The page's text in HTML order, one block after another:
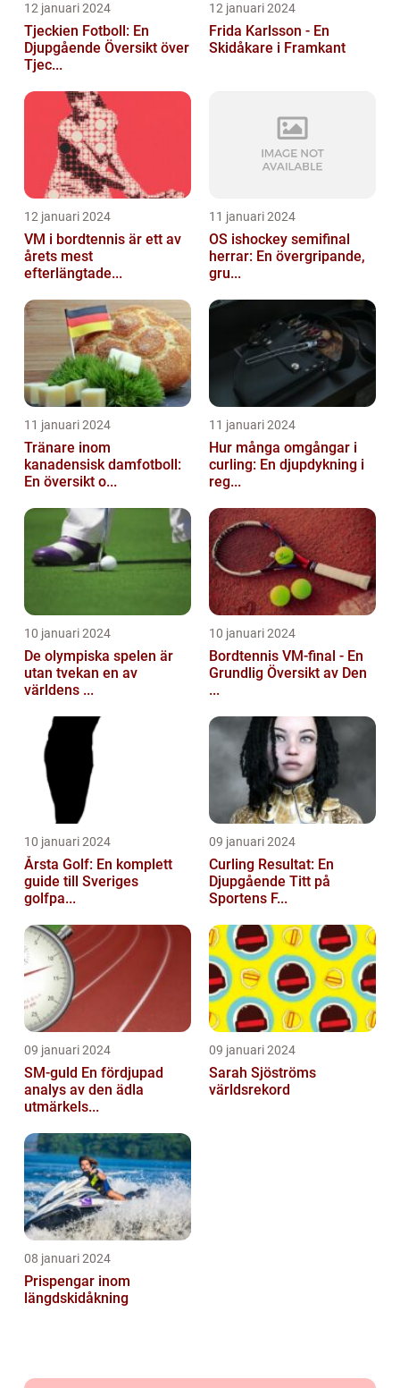
12 januari 2024
Tjeckien Fotboll: En
Djupgående Översikt över
Tjec...
12 januari 2024
Frida Karlsson - En
Skidåkare i Framkant
12 januari 2024
VM i bordtennis är ett av
årets mest
efterlängtade...
11 januari 2024
OS ishockey semifinal
herrar: En övergripande,
gru...
11 januari 2024
Tränare inom
kanadensisk damfotboll:
En översikt o...
11 januari 2024
Hur många omgångar i
curling: En djupdykning i
reg...
10 januari 2024
De olympiska spelen är
utan tvekan en av
världens ...
10 januari 2024
Bordtennis VM-final - En
Grundlig Översikt av Den
...
10 januari 2024
Årsta Golf: En komplett
guide till Sveriges
golfpa...
09 januari 2024
Curling Resultat: En
Djupgående Titt på
Sportens F...
09 januari 2024
SM-guld En fördjupad
analys av den ädla
utmärkels...
09 januari 2024
Sarah Sjöströms
världsrekord
08 januari 2024
Prispengar inom
längdskidåkning